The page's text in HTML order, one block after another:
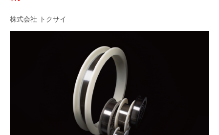
株式会社 トクサイ